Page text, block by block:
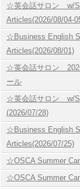
☆英会話サロン w/
Articles(2026/08/04-
☆Business English
Articles(2026/08/01)
☆英会話サロン
ール
☆英会話サロン w/
(2026/07/28)
☆Business English
Articles(2026/07/25)
☆OSCA Summer
☆OSCA Summer